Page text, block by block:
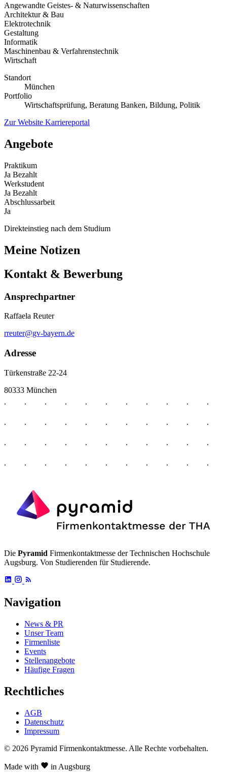
Angewandte Geistes- & Naturwissenschaften
Architektur & Bau
Elektrotechnik
Gestaltung
Informatik
Maschinenbau & Verfahrenstechnik
Wirtschaft
Standort
München
Portfolio
Wirtschaftsprüfung, Beratung Banken, Bildung, Politik
Zur Website Karriereportal
Angebote
Praktikum
Ja Bezahlt
Werkstudent
Ja Bezahlt
Abschlussarbeit
Ja
Direkteinstieg nach dem Studium
Meine Notizen
Kontakt & Bewerbung
Ansprechpartner
Raffaela Reuter
rreuter@gv-bayern.de
Adresse
Türkenstraße 22-24
80333 München
Die Pyramid Firmenkontaktmesse der Technischen Hochschule
Augsburg. Von Studierenden für Studierende.
Navigation
News & PR
Unser Team
Firmenliste
Events
Stellenangebote
Häufige Fragen
Rechtliches
AGB
Datenschutz
Impressum
© 2026 Pyramid Firmenkontaktmesse. Alle Rechte vorbehalten.
Made with in Augsburg